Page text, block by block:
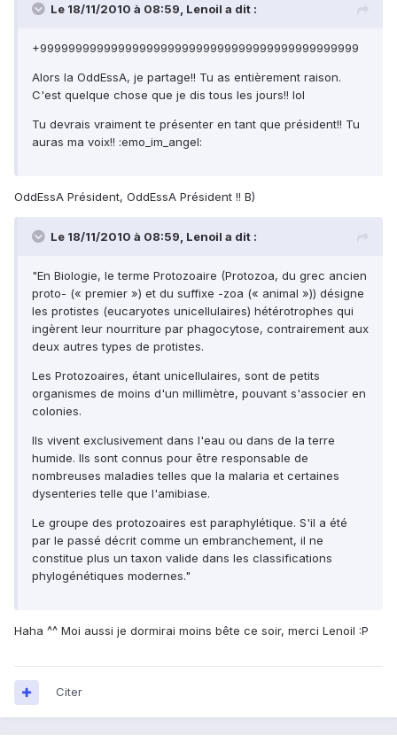
Le 18/11/2010 à 08:59, Lenoil a dit :
+999999999999999999999999999999999999999999999
Alors la OddEssA, je partage!! Tu as entièrement raison.
C'est quelque chose que je dis tous les jours!! lol
Tu devrais vraiment te présenter en tant que président!! Tu
auras ma voix!! :emo_im_angel:
OddEssA Président, OddEssA Président !! B)
Le 18/11/2010 à 08:59, Lenoil a dit :
"En Biologie, le terme Protozoaire (Protozoa, du grec ancien
proto- (« premier ») et du suffixe -zoa (« animal »)) désigne
les protistes (eucaryotes unicellulaires) hétérotrophes qui
ingèrent leur nourriture par phagocytose, contrairement aux
deux autres types de protistes.
Les Protozoaires, étant unicellulaires, sont de petits
organismes de moins d'un millimètre, pouvant s'associer en
colonies.
Ils vivent exclusivement dans l'eau ou dans de la terre
humide. Ils sont connus pour être responsable de
nombreuses maladies telles que la malaria et certaines
dysenteries telle que l'amibiase.
Le groupe des protozoaires est paraphylétique. S'il a été
par le passé décrit comme un embranchement, il ne
constitue plus un taxon valide dans les classifications
phylogénétiques modernes."
Haha ^^ Moi aussi je dormirai moins bête ce soir, merci Lenoil :P
Citer